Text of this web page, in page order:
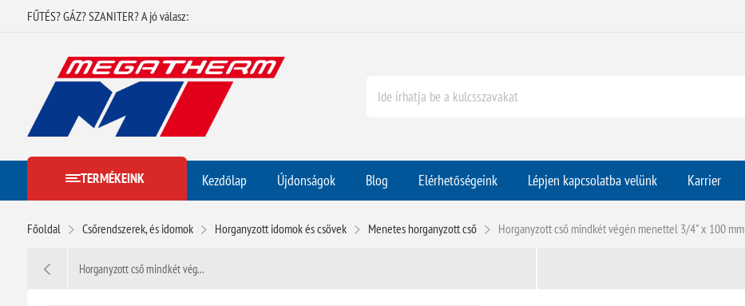
FŰTÉS? GÁZ? SZANITER? A jó válasz:
TERMÉKEINK Kezdőlap Újdonságok Blog Elérhetőségeink Lépjen kapcsolatba velünk Karrier
Főoldal Csőrendszerek, és idomok Horganyzott idomok és csövek Menetes horganyzott cső Horganyzott cső mindkét végén menettel 3/4" x 100 mm
Horganyzott cső mindkét vég...